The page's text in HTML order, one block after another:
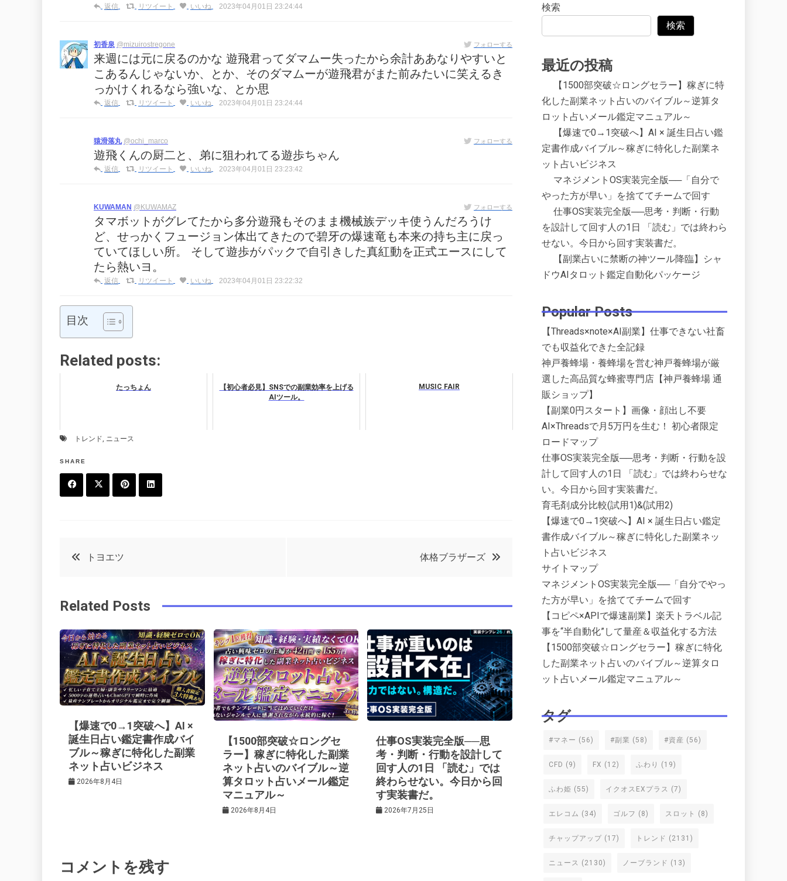
返信 リツイート いいね 2023年04月01日 23:24:44
初香泉 @mizuirostregone フォローする
来週には元に戻るのかな 遊飛君ってダマムー失ったから余計ああなりやすいと
こあるんじゃないか、とか、そのダマムーが遊飛君がまた前みたいに笑えるき
っかけくれるなら強いな、とか思
返信 リツイート いいね 2023年04月01日 23:24:44
猿滑落丸 @ochi_marco フォローする
遊飛くんの厨二と、弟に狙われてる遊歩ちゃん
返信 リツイート いいね 2023年04月01日 23:23:42
KUWAMAN @KUWAMAZ フォローする
タマボットがグレてたから多分遊飛もそのまま機械族デッキ使うんだろうけ
ど、せっかくフュージョン体出てきたので碧牙の爆速竜も本来の持ち主に戻っ
ていてほしい所。 そして遊歩がパックで自引きした真紅動を正式エースにして
たら熱いヨ。
返信 リツイート いいね 2023年04月01日 23:22:32
目次
Related posts:
たっちょん
【初心者必見】SNSでの副業効率を上げる
AIツール。
MUSIC FAIR
トレンド, ニュース
SHARE
o
k
r
e
t
in
投
ナ
ビ
ゲ
ー
シ
ョ
トヨエツ 体格ブラザーズ
Related Posts
【爆速で0→1突破へ】AI ×
誕生日占い鑑定書作成バイ
ブル～稼ぎに特化した副業
ネット占いビジネス
2026年8月4日
【1500部突破☆ロングセ
ラー】稼ぎに特化した副業
ネット占いのバイブル～逆
算タロット占いメール鑑定
マニュアル～
2026年8月4日
仕事OS実装完全版──思
考・判断・行動を設計して
回す人の1日 「読む」では
終わらせない。今日から回
す実装書だ。
2026年7月25日
コメントを残す
検索
検索
最近の投稿
【1500部突破☆ロングセラー】稼ぎに特
化した副業ネット占いのバイブル～逆算タ
ロット占いメール鑑定マニュアル～
【爆速で0→1突破へ】AI × 誕生日占い鑑
定書作成バイブル～稼ぎに特化した副業ネ
ット占いビジネス
マネジメントOS実装完全版──「自分で
やった方が早い」を捨ててチームで回す
仕事OS実装完全版──思考・判断・行動
を設計して回す人の1日 「読む」では終わら
せない。今日から回す実装書だ。
【副業占いに禁断の神ツール降臨】シャ
ドウAIタロット鑑定自動化パッケージ
Popular Posts
【Threads×note×AI副業】仕事できない社畜
でも収益化できた全記録
神戸養蜂場・養蜂場を営む神戸養蜂場が厳
選した高品質な蜂蜜専門店【神戸養蜂場 通
販ショップ】
【副業0円スタート】画像・顔出し不要
AI×Threadsで月5万円を生む！ 初心者限定
ロードマップ
仕事OS実装完全版──思考・判断・行動を設
計して回す人の1日 「読む」では終わらせな
い。今日から回す実装書だ。
育毛剤成分比較(試用1)&(試用2)
【爆速で0→1突破へ】AI × 誕生日占い鑑定
書作成バイブル～稼ぎに特化した副業ネッ
ト占いビジネス
サイトマップ
マネジメントOS実装完全版──「自分でやっ
た方が早い」を捨ててチームで回す
【コピペ×APIで爆速副業】楽天トラベル記
事を“半自動化”して量産＆収益化する方法
【1500部突破☆ロングセラー】稼ぎに特化
した副業ネット占いのバイブル～逆算タロ
ット占いメール鑑定マニュアル～
タグ
#マネー (56) #副業 (58) #資産 (56)
CFD (9) FX (12) ふわり (19)
ふわ姫 (55) イクオスEXプラス (7)
エレコム (34) ゴルフ (8) スロット (8)
チャップアップ (17) トレンド (2131)
ニュース (2130) ノーブランド (13)